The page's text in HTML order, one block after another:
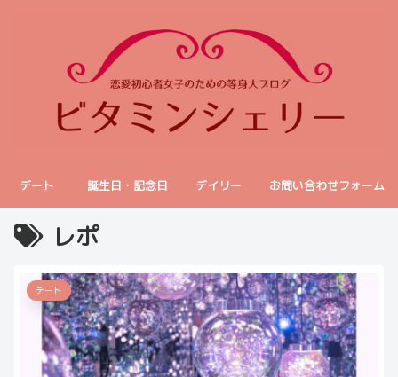
デート 誕生日・記念日 デイリー お問い合わせフォーム
レポ
デート